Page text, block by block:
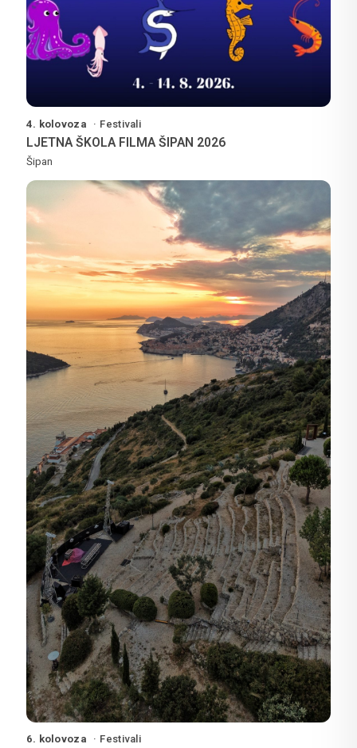
4. kolovoza Festivali
LJETNA ŠKOLA FILMA ŠIPAN 2026
Šipan
6. kolovoza Festivali